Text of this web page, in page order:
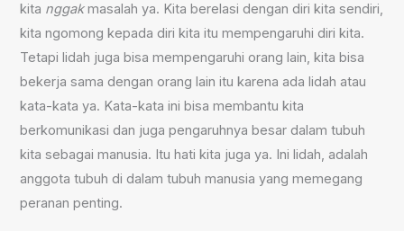
kita nggakmasalah ya. Kita berelasi dengan diri kita sendiri,
kita ngomong kepada diri kita itu mempengaruhi diri kita.
Tetapi lidah juga bisa mempengaruhi orang lain, kita bisa
bekerja sama dengan orang lain itu karena ada lidah atau
kata-kata ya. Kata-kata ini bisa membantu kita
berkomunikasi dan juga pengaruhnya besar dalam tubuh
kita sebagai manusia. Itu hati kita juga ya. Ini lidah, adalah
anggota tubuh di dalam tubuh manusia yang memegang
peranan penting.